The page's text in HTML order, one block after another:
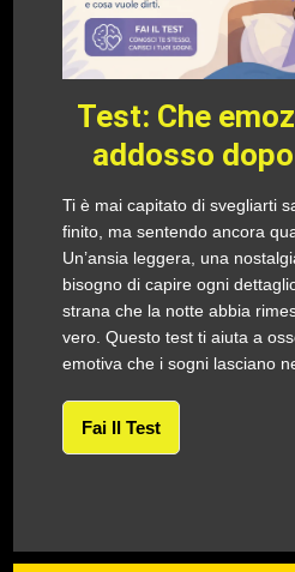
Test: Che
addosso
Ti è mai capitato di svegliarti
finito, ma sentendo ancora
Un’ansia leggera, una
bisogno di capire ogni
strana che la notte abbia
vero. Questo test ti aiuta a
emotiva che i sogni lasciano
Fai Il Test